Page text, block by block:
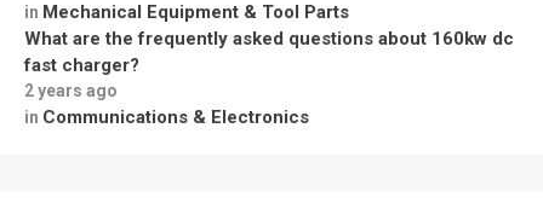
in Mechanical Equipment & Tool Parts
What are the frequently asked questions about 160kw dc
fast charger?
2 years ago
in Communications & Electronics